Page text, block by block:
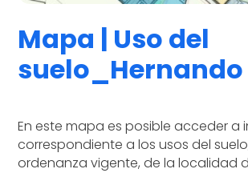
Mapa | Uso del
suelo_Hernando
En este mapa es posible acceder a
correspondiente a los usos del
ordenanza vigente, de la localidad